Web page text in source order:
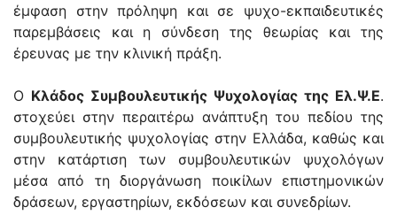
έμφαση στην πρόληψη και σε ψυχο-εκπαιδευτικές
παρεμβάσεις και η σύνδεση της θεωρίας και της
έρευνας με την κλινική πράξη.
O Κλάδος Συμβουλευτικής Ψυχολογίας της Ελ.Ψ.Ε.
στοχεύει στην περαιτέρω ανάπτυξη του πεδίου της
συμβουλευτικής ψυχολογίας στην Ελλάδα, καθώς και
στην κατάρτιση των συμβουλευτικών ψυχολόγων
μέσα από τη διοργάνωση ποικίλων επιστημονικών
δράσεων, εργαστηρίων, εκδόσεων και συνεδρίων.